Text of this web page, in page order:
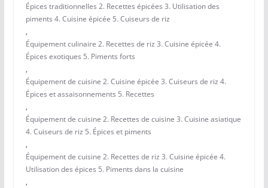
Épices traditionnelles 2. Recettes épicées 3. Utilisation des
piments 4. Cuisine épicée 5. Cuiseurs de riz
,
Équipement culinaire 2. Recettes de riz 3. Cuisine épicée 4.
Épices exotiques 5. Piments forts
,
Équipement de cuisine 2. Cuisine épicée 3. Cuiseurs de riz 4.
Épices et assaisonnements 5. Recettes
,
Équipement de cuisine 2. Recettes de cuisine 3. Cuisine asiatique
4. Cuiseurs de riz 5. Épices et piments
,
Équipement de cuisine 2. Recettes de riz 3. Cuisine épicée 4.
Utilisation des épices 5. Piments dans la cuisine
,